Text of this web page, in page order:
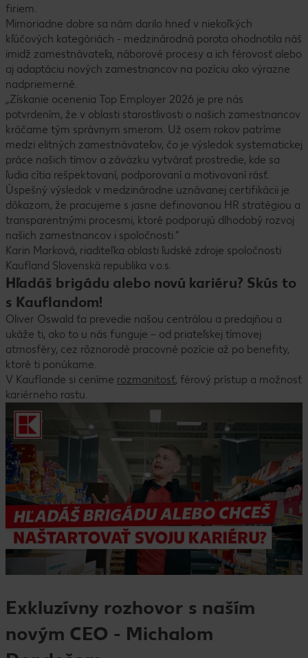
firiem.
Mimoriadne dobre sa nám darilo hneď v niekoľkých
kľúčových kategóriách - medzinárodná porota ohodnotila náš
imidž zamestnávateľa, náborové procesy a ich férovosť alebo
aj adaptáciu nových zamestnancov na pozíciu ako výrazne
nadpriemerné.
„Získanie ocenenia Top Employer 2026 je pre nás
potvrdením, že v oblasti starostlivosti o našich zamestnancov
kráčame tým správnym smerom. Už osem rokov patríme
medzi elitných zamestnávateľov, čo je výsledok systematickej
práce našich tímov a záväzku vytvárať prostredie, kde sa
ľudia cítia rešpektovaní, podporovaní a motivovaní rásť.
Úspešný výsledok v medzinárodne uznávanej certifikácii je
dôkazom, že pracujeme s jasne definovanou HR stratégiou a
transparentnými procesmi, ktoré podporujú dlhodobý rozvoj
našich zamestnancov i spoločnosti.“
Karin Marková, riaditeľka oblasti ľudské zdroje spoločnosti
Kaufland Slovenská republika v.o.s.
Hľadáš brigádu alebo novú kariéru? Skús to
s Kauflandom!
Oliver Oswald ťa prevedie našou centrálou a predajňou a
ukáže ti, ako to u nás funguje – od priateľskej tímovej
atmosféry, cez rôznorodé pracovné pozície až po benefity,
ktoré ti ponúkame.
V Kauflande si ceníme rozmanitosť, férový prístup a možnosť
kariérneho rastu.
Exkluzívny rozhovor s naším
novým CEO - Michalom